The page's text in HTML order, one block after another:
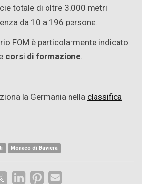
totale di oltre 3.000 metri
da 10 a 196 persone.
FOM è particolarmente indicato
corsi di formazione.
la Germania nellaclassifica
Monaco di Baviera